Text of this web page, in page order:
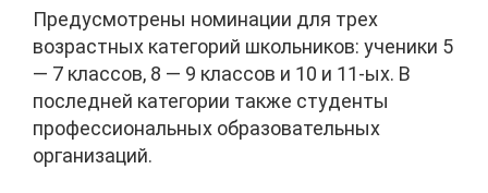
Предусмотрены номинации для трех
возрастных категорий школьников: ученики 5
— 7 классов, 8 — 9 классов и 10 и 11-ых. В
последней категории также студенты
профессиональных образовательных
организаций.